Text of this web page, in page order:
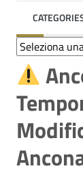
Categories